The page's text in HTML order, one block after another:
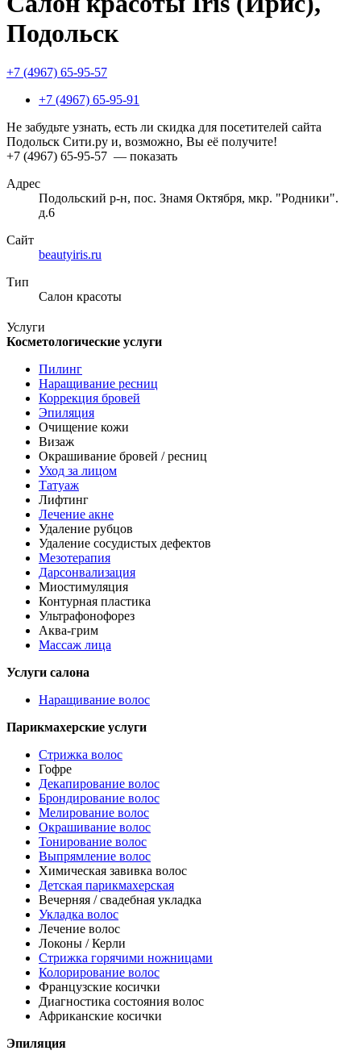
Подольск
+7 (4967) 65-95-57
+7 (4967) 65-95-91
Не забудьте узнать, есть ли скидка для посетителей сайта
Подольск Сити.ру и, возможно, Вы её получите!
+7 (4967) 65-95-57 — показать
Адрес
Подольский р-н, пос. Знамя Октября, мкр. "Родники".
д.6
Сайт
beautyiris.ru
Тип
Салон красоты
Услуги
Косметологические услуги
Пилинг
Наращивание ресниц
Коррекция бровей
Эпиляция
Очищение кожи
Визаж
Окрашивание бровей / ресниц
Уход за лицом
Татуаж
Лифтинг
Лечение акне
Удаление рубцов
Удаление сосудистых дефектов
Мезотерапия
Дарсонвализация
Миостимуляция
Контурная пластика
Ультрафонофорез
Аква-грим
Массаж лица
Услуги салона
Наращивание волос
Парикмахерские услуги
Стрижка волос
Гофре
Декапирование волос
Брондирование волос
Мелирование волос
Окрашивание волос
Тонирование волос
Выпрямление волос
Химическая завивка волос
Детская парикмахерская
Вечерняя / свадебная укладка
Укладка волос
Лечение волос
Локоны / Керли
Стрижка горячими ножницами
Колорирование волос
Французские косички
Диагностика состояния волос
Африканские косички
Эпиляция